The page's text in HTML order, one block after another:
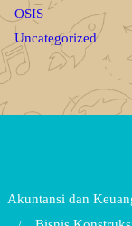
OSIS
Uncategorized
Akuntansi dan